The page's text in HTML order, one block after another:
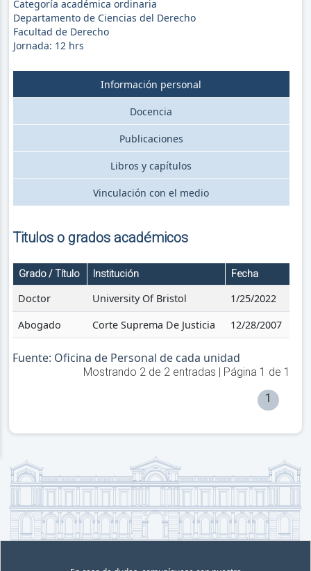
Categoría académica ordinaria
Departamento de Ciencias del Derecho
Facultad de Derecho
Jornada: 12hrs
Información personal
Docencia
Publicaciones
Libros y capítulos
Vinculación con el medio
Titulos o grados académicos
Grado / Título Institución Fecha
Doctor University Of Bristol
1/25/2022
Abogado
Corte Suprema De Justicia 12/28/2007
Fuente: Oficina de Personal de cada unidad
Mostrando 2de 2entradas | Página 1 de 1
1